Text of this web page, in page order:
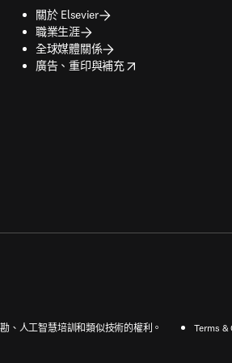
關於 Elsevier
職業生涯
全球媒體關係
廣告、重印與補充
opens in new tab/window
、人工智慧培訓和類似技術的權利。 Terms &